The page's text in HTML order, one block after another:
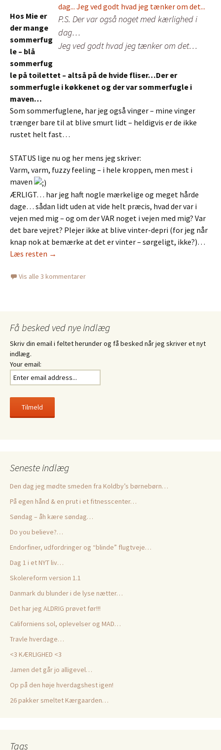
P.S. Der var også noget med kærlighed i
dag…
Jeg ved godt hvad jeg tænker om det…
Hos Mie er
der mange
sommerfug
le – blå
sommerfug
le på toilettet – altså på de hvide fliser…Der er
sommerfugle i køkkenet og der var sommerfugle i
maven…
Som sommerfuglene, har jeg også vinger – mine vinger
trænger bare til at blive smurt lidt – heldigvis er de ikke
rustet helt fast…
STATUS lige nu og her mens jeg skriver:
Varm, varm, fuzzy feeling – i hele kroppen, men mest i
maven
ÆRLIGT… har jeg haft nogle mærkelige og meget hårde
dage… sådan lidt uden at vide helt præcis, hvad der var i
vejen med mig – og om der VAR noget i vejen med mig? Var
det bare vejret? Plejer ikke at blive vinter-depri (for jeg når
knap nok at bemærke at det er vinter – sørgeligt, ikke?)…
Læs resten →
Vis alle 3 kommentarer
Få besked ved nye indlæg
Skriv din email i feltet herunder og få besked når jeg skriver et nyt
indlæg.
Your email:
Seneste indlæg
Den dag jeg mødte smeden fra Koldby’s børnebørn…
På egen hånd & en prut i et fitnesscenter…
Søndag – åh kære søndag…
Do you believe?…
Endorfiner, udfordringer og “blinde” flugtveje…
Dag 1 i et NYT liv…
Skolereform version 1.1
Danmark du blunder i de lyse nætter…
Det har jeg ALDRIG prøvet før!!!
Californiens sol, oplevelser og MAD…
Travle hverdage…
<3 KÆRLIGHED <3
Jamen det går jo alligevel…
Op på den høje hverdagshest igen!
26 pakker smeltet Kærgaarden…
Tags